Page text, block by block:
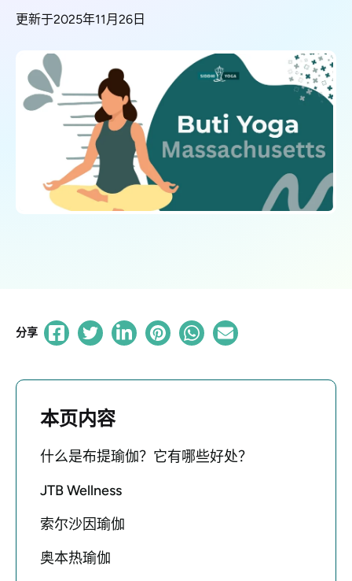
更新于2025年11月26日
分享
本页内容
什么是布提瑜伽？它有哪些好处？
JTB Wellness
索尔沙因瑜伽
奥本热瑜伽